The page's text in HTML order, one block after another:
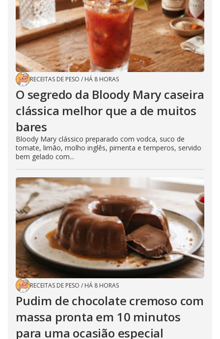
RECEITAS DE PESO / HÁ 8 HORAS
O segredo da Bloody Mary caseira
clássica melhor que a de muitos
bares
Bloody Mary clássico preparado com vodca, suco de
tomate, limão, molho inglês, pimenta e temperos, servido
bem gelado com...
RECEITAS DE PESO / HÁ 8 HORAS
Pudim de chocolate cremoso com
massa pronta em 10 minutos
para uma ocasião especial